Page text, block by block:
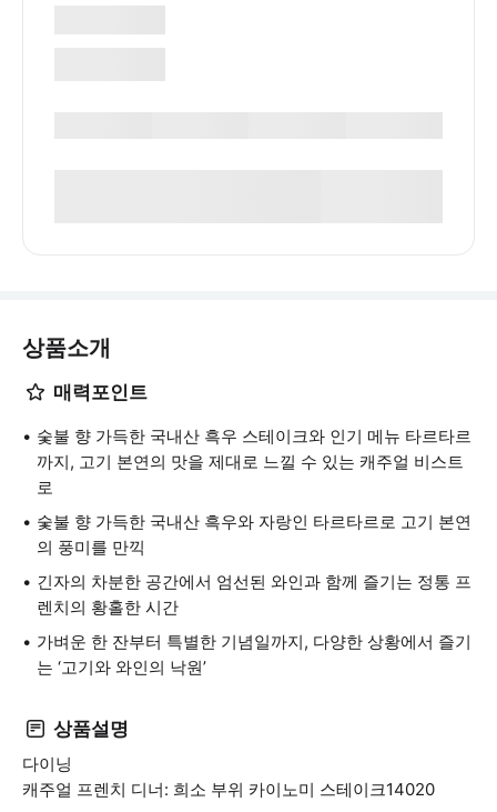
상품소개
매력포인트
숯불 향 가득한 국내산 흑우 스테이크와 인기 메뉴 타르타르
까지, 고기 본연의 맛을 제대로 느낄 수 있는 캐주얼 비스트
로
숯불 향 가득한 국내산 흑우와 자랑인 타르타르로 고기 본연
의 풍미를 만끽
긴자의 차분한 공간에서 엄선된 와인과 함께 즐기는 정통 프
렌치의 황홀한 시간
가벼운 한 잔부터 특별한 기념일까지, 다양한 상황에서 즐기
는 ‘고기와 와인의 낙원’
상품설명
다이닝
캐주얼 프렌치 디너: 희소 부위 카이노미 스테이크14020